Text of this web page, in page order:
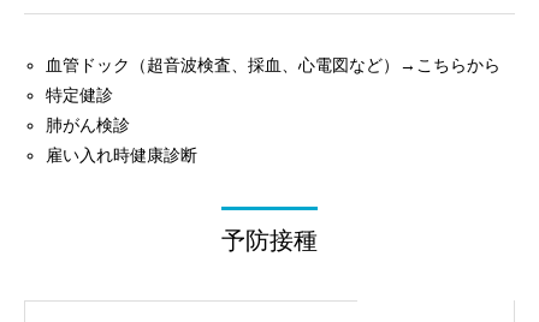
血管ドック（超音波検査、採血、心電図など）→ こちらから
特定健診
肺がん検診
雇い入れ時健康診断
予防接種